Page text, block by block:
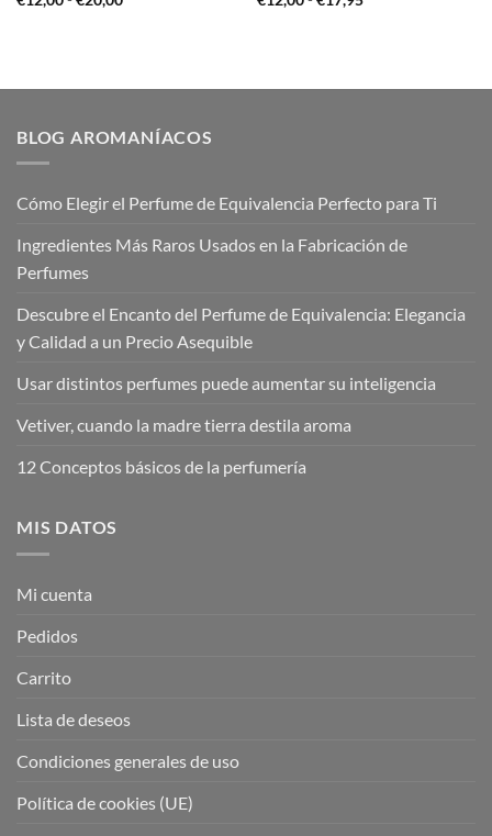
BLOG AROMANÍACOS
Cómo Elegir el Perfume de Equivalencia Perfecto para Ti
Ingredientes Más Raros Usados en la Fabricación de
Perfumes
Descubre el Encanto del Perfume de Equivalencia: Elegancia
y Calidad a un Precio Asequible
Usar distintos perfumes puede aumentar su inteligencia
Vetiver, cuando la madre tierra destila aroma
12 Conceptos básicos de la perfumería
MIS DATOS
Mi cuenta
Pedidos
Carrito
Lista de deseos
Condiciones generales de uso
Política de cookies (UE)